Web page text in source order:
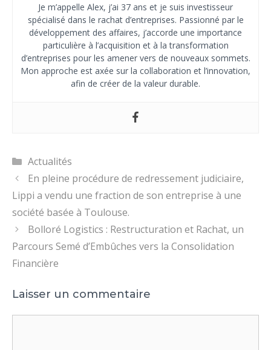
Je m’appelle Alex, j’ai 37 ans et je suis investisseur
spécialisé dans le rachat d’entreprises. Passionné par le
développement des affaires, j’accorde une importance
particulière à l’acquisition et à la transformation
d’entreprises pour les amener vers de nouveaux sommets.
Mon approche est axée sur la collaboration et l’innovation,
afin de créer de la valeur durable.
Catégories
Actualités
En pleine procédure de redressement judiciaire,
Lippi a vendu une fraction de son entreprise à une
société basée à Toulouse.
Bolloré Logistics : Restructuration et Rachat, un
Parcours Semé d’Embûches vers la Consolidation
Financière
Laisser un commentaire